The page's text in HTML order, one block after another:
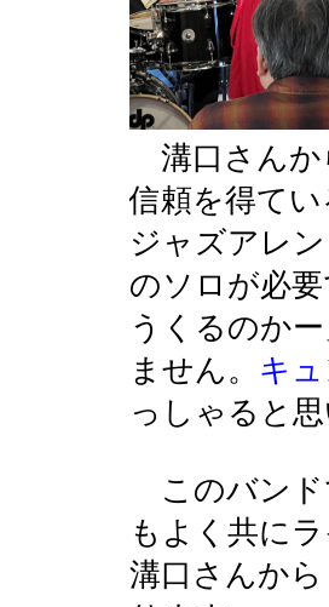
溝口さんか
信頼を得て
ジャズアレ
のソロが必
うくるのか
ません。 キ
っしゃると
このバンド
もよく共に
溝口さんか